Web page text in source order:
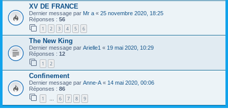
XV DE FRANCE
Dernier message par Mr a « 25 novembre 2020, 18:25
Réponses : 56
1 2 3 4 5 6
The New King
Dernier message par Arielle1 « 19 mai 2020, 10:29
Réponses : 12
1 2
Confinement
Dernier message par Anne-A « 14 mai 2020, 00:06
Réponses : 86
1 … 6 7 8 9